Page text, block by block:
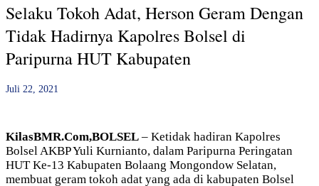
Selaku Tokoh Adat, Herson Geram Dengan
Tidak Hadirnya Kapolres Bolsel di
Paripurna HUT Kabupaten
Juli 22, 2021
KilasBMR.Com,BOLSEL – Ketidak hadiran Kapolres
Bolsel AKBP Yuli Kurnianto, dalam Paripurna Peringatan
HUT Ke-13 Kabupaten Bolaang Mongondow Selatan,
membuat geram tokoh adat yang ada di kabupaten Bolsel